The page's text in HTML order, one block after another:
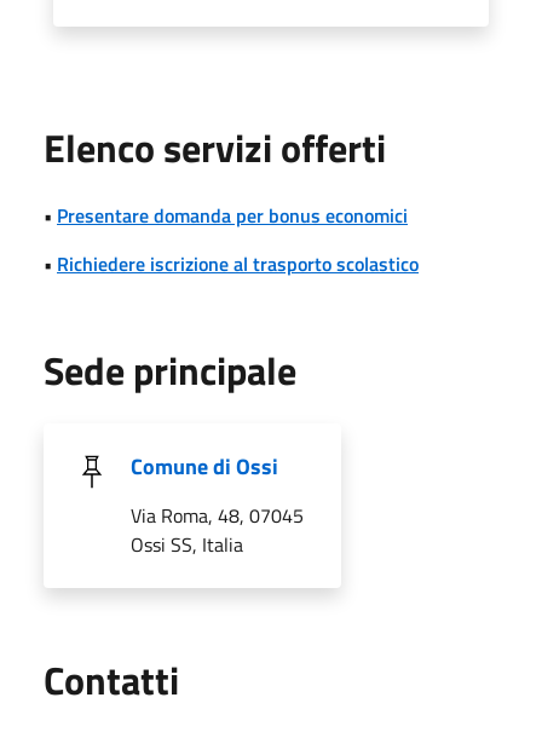
Elenco servizi offerti
• Presentare domanda per bonus economici
• Richiedere iscrizione al trasporto scolastico
Sede principale
Comune di Ossi
Via Roma, 48, 07045
Ossi SS, Italia
Contatti